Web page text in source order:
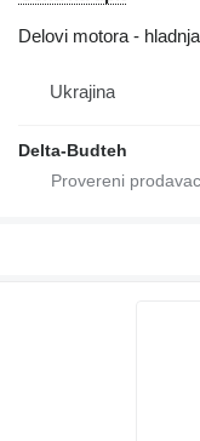
Delovi motora -
Ukrajina
Delta-Budteh